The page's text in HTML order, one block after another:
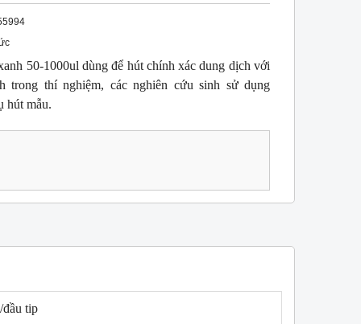
50-1000ul dùng để hút chính xác dung dịch với
trong thí nghiệm, các nghiên cứu sinh sử dụng
hút mẫu.
tip